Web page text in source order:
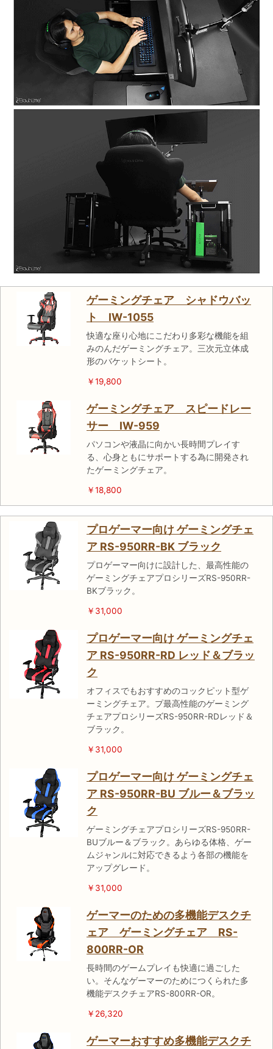
ゲーミングチェア シャドウバッ
ト IW-1055
快適な座り心地にこだわり多彩な機能を組
みのんだゲーミングチェア。三次元立体成
形のバケットシート。
￥19,800
ゲーミングチェア スピードレー
サー IW-959
パソコンや液晶に向かい長時間プレイす
る、心身ともにサポートする為に開発され
たゲーミングチェア。
￥18,800
プロゲーマー向け ゲーミングチェ
ア RS-950RR-BK ブラック
プロゲーマー向けに設計した、最高性能の
ゲーミングチェアプロシリーズRS-950RR-
BKブラック。
￥31,000
プロゲーマー向け ゲーミングチェ
ア RS-950RR-RD レッド＆ブラッ
ク
オフィスでもおすすめのコックピット型ゲ
ーミングチェア。プ最高性能のゲーミング
チェアプロシリーズRS-950RR-RDレッド＆
ブラック。
￥31,000
プロゲーマー向け ゲーミングチェ
ア RS-950RR-BU ブルー＆ブラッ
ク
ゲーミングチェアプロシリーズRS-950RR-
BUブルー＆ブラック。あらゆる体格、ゲー
ムジャンルに対応できるよう各部の機能を
アップグレード。
￥31,000
ゲーマーのための多機能デスクチ
ェア ゲーミングチェア RS-
800RR-OR
長時間のゲームプレイも快適に過ごした
い。そんなゲーマーのためにつくられた多
機能デスクチェアRS-800RR-OR。
￥26,320
ゲーマーおすすめ多機能デスクチ